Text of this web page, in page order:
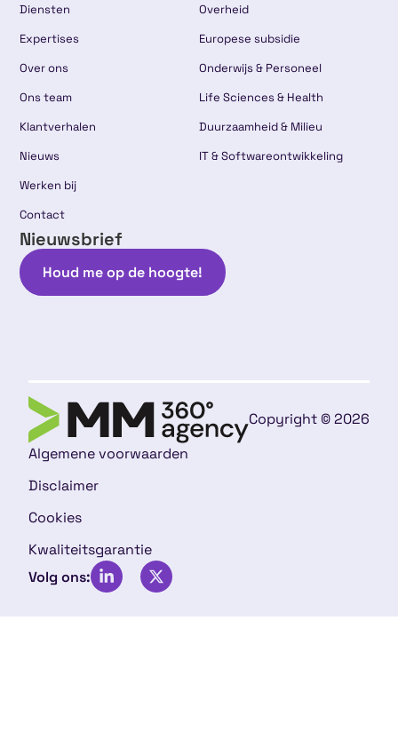
Diensten
Expertises
Over ons
Ons team
Klantverhalen
Nieuws
Werken bij
Contact
Overheid
Europese subsidie
Onderwijs & Personeel
Life Sciences & Health
Duurzaamheid & Milieu
IT & Softwareontwikkeling
Nieuwsbrief
Houd me op de hoogte!
Copyright © 2026
Algemene voorwaarden
Disclaimer
Cookies
Kwaliteitsgarantie
Volg ons: